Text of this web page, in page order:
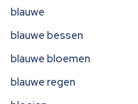
blauwe
blauwe bessen
blauwe bloemen
blauwe regen